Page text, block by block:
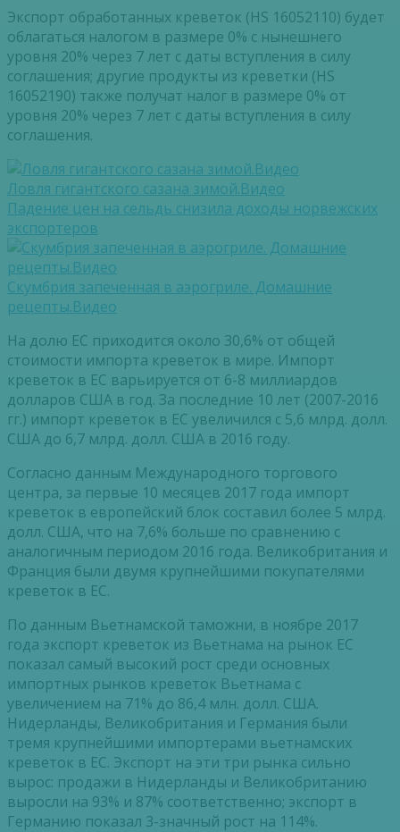
Экспорт обработанных креветок (HS 16052110) будет
облагаться налогом в размере 0% с нынешнего
уровня 20% через 7 лет с даты вступления в силу
соглашения; другие продукты из креветки (HS
16052190) также получат налог в размере 0% от
уровня 20% через 7 лет с даты вступления в силу
соглашения.
Ловля гигантского сазана зимой.Видео
Падение цен на сельдь снизила доходы норвежских
экспортеров
Скумбрия запеченная в аэрогриле. Домашние
рецепты.Видео
На долю ЕС приходится около 30,6% от общей
стоимости импорта креветок в мире. Импорт
креветок в ЕС варьируется от 6-8 миллиардов
долларов США в год. За последние 10 лет (2007-2016
гг.) импорт креветок в ЕС увеличился с 5,6 млрд. долл.
США до 6,7 млрд. долл. США в 2016 году.
Согласно данным Международного торгового
центра, за первые 10 месяцев 2017 года импорт
креветок в европейский блок составил более 5 млрд.
долл. США, что на 7,6% больше по сравнению с
аналогичным периодом 2016 года. Великобритания и
Франция были двумя крупнейшими покупателями
креветок в ЕС.
По данным Вьетнамской таможни, в ноябре 2017
года экспорт креветок из Вьетнама на рынок ЕС
показал самый высокий рост среди основных
импортных рынков креветок Вьетнама с
увеличением на 71% до 86,4 млн. долл. США.
Нидерланды, Великобритания и Германия были
тремя крупнейшими импортерами вьетнамских
креветок в ЕС. Экспорт на эти три рынка сильно
вырос: продажи в Нидерланды и Великобританию
выросли на 93% и 87% соответственно; экспорт в
Германию показал 3-значный рост на 114%.